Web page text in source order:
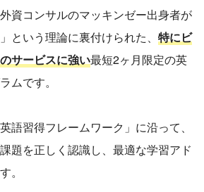
資コンサルのマッキンゼー出身者が
という理論に裏付けられた、 特にビ
サービスに強い最短2ヶ月限定の英
ムです。
語習得フレームワーク」に沿って、
題を正しく認識し、最適な学習アド
。